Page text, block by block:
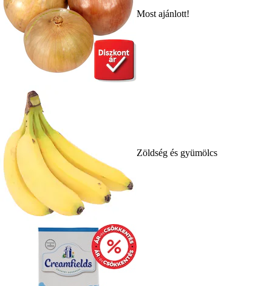
Most ajánlott!
Zöldség és gyümölcs